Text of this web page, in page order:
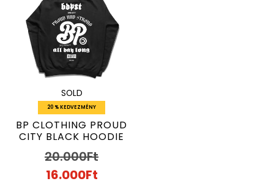
SOLD
20 % KEDVEZMÉNY
BP CLOTHING PROUD
CITY BLACK HOODIE
20.000Ft
16.000Ft